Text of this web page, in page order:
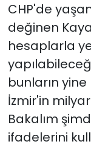
CHP'de
değinen
hesaplarla
bunların
İzmir'in
Bakalım
ifadelerini